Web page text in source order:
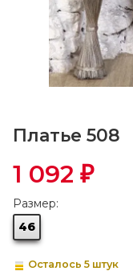
Платье 508
1 092 ₽
Размер:
46
Осталось 5 штук